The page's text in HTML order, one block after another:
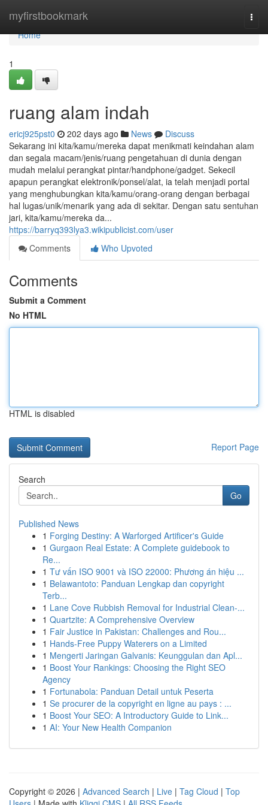
myfirstbookmark
Home
Home
1
ruang alam indah
ericj925pst0 202 days ago News
Discuss
Sekarang ini kita/kamu/mereka dapat menikmati keindahan alam
dan segala macam/jenis/ruang pengetahuan di dunia dengan
mudah melalui perangkat pintar/handphone/gadget. Sekecil
apapun perangkat elektronik/ponsel/alat, ia telah menjadi portal
yang menghubungkan kita/kamu/orang-orang dengan berbagai
hal lugas/unik/menarik yang ada di sekitar. Dengan satu sentuhan
jari, kita/kamu/mereka da...
https://barryq393lya3.wikipublicist.com/user
Comments
Who Upvoted
Comments
Submit a Comment
No HTML
HTML is disabled
Report Page
Search
Go
Published News
1 Forging Destiny: A Warforged Artificer's Guide
1 Gurgaon Real Estate: A Complete guidebook to
Re...
1 Tư vấn ISO 9001 và ISO 22000: Phương án hiệu ...
1 Belawantoto: Panduan Lengkap dan copyright
Terb...
1 Lane Cove Rubbish Removal for Industrial Clean-...
1 Quartzite: A Comprehensive Overview
1 Fair Justice in Pakistan: Challenges and Rou...
1 Hands-Free Puppy Waterers on a Limited
1 Mengerti Jaringan Galvanis: Keunggulan dan Apl...
1 Boost Your Rankings: Choosing the Right SEO
Agency
1 Fortunabola: Panduan Detail untuk Peserta
1 Se procurer de la copyright en ligne au pays : ...
1 Boost Your SEO: A Introductory Guide to Link...
1 AI: Your New Health Companion
Copyright © 2026 | Advanced Search | Live | Tag Cloud | Top